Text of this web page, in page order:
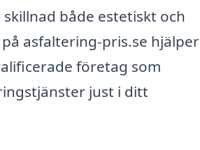
både estetiskt och
asfaltering-pris.se hjälper
företag som
just i ditt